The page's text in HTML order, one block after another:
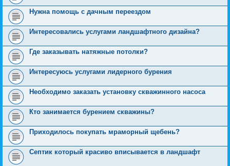
Нужна помощь с дачным переездом
Интересовались услугами ландшафтного дизайна?
Где заказывать натяжные потолки?
Интересуюсь услугами лидерного бурения
Необходимо заказать установку скважинного насоса
Кто занимается бурением скважины?
Приходилось покупать мраморный щебень?
Септик который красиво вписывается в ландшафт